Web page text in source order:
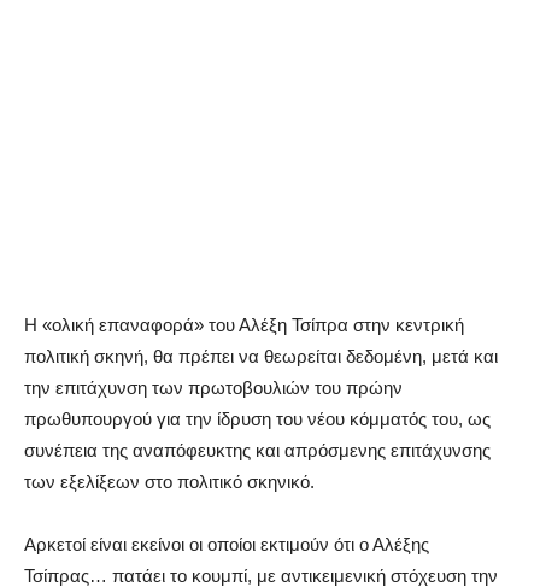
Η «ολική επαναφορά» του Αλέξη Τσίπρα στην κεντρική
πολιτική σκηνή, θα πρέπει να θεωρείται δεδομένη, μετά και
την επιτάχυνση των πρωτοβουλιών του πρώην
πρωθυπουργού για την ίδρυση του νέου κόμματός του, ως
συνέπεια της αναπόφευκτης και απρόσμενης επιτάχυνσης
των εξελίξεων στο πολιτικό σκηνικό.
Αρκετοί είναι εκείνοι οι οποίοι εκτιμούν ότι ο Αλέξης
Τσίπρας… πατάει το κουμπί, με αντικειμενική στόχευση την